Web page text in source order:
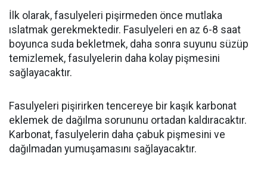
İlk olarak, fasulyeleri pişirmeden önce mutlaka
ıslatmak gerekmektedir. Fasulyeleri en az 6-8 saat
boyunca suda bekletmek, daha sonra suyunu süzüp
temizlemek, fasulyelerin daha kolay pişmesini
sağlayacaktır.
Fasulyeleri pişirirken tencereye bir kaşık karbonat
eklemek de dağılma sorununu ortadan kaldıracaktır.
Karbonat, fasulyelerin daha çabuk pişmesini ve
dağılmadan yumuşamasını sağlayacaktır.